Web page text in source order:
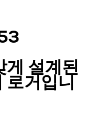
게 설계된
로거입니